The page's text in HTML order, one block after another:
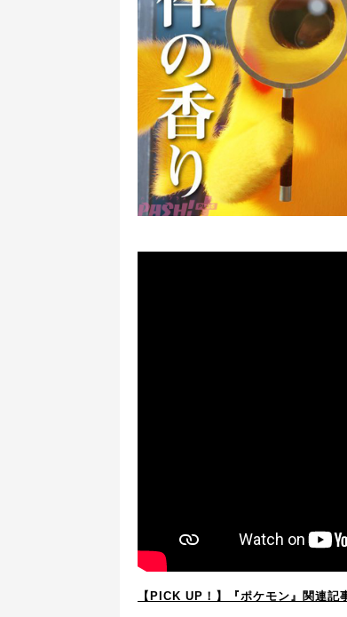
【PICK UP！】『ポケモン』関連記